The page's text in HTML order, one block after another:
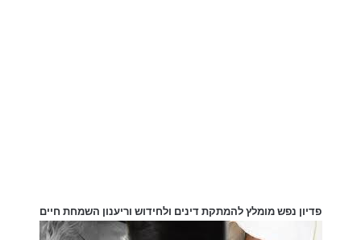
פדיון נפש מומלץ להמתקת דינים ולחידוש וריענון השמחת חיים